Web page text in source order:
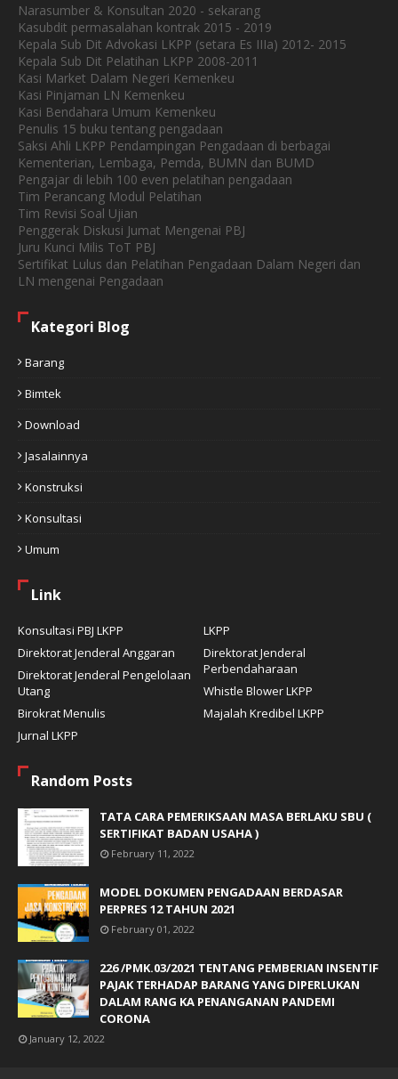
Narasumber & Konsultan 2020 - sekarang
Kasubdit permasalahan kontrak 2015 - 2019
Kepala Sub Dit Advokasi LKPP (setara Es IIIa) 2012- 2015
Kepala Sub Dit Pelatihan LKPP 2008-2011
Kasi Market Dalam Negeri Kemenkeu
Kasi Pinjaman LN Kemenkeu
Kasi Bendahara Umum Kemenkeu
Penulis 15 buku tentang pengadaan
Saksi Ahli LKPP Pendampingan Pengadaan di berbagai
Kementerian, Lembaga, Pemda, BUMN dan BUMD
Pengajar di lebih 100 even pelatihan pengadaan
Tim Perancang Modul Pelatihan
Tim Revisi Soal Ujian
Penggerak Diskusi Jumat Mengenai PBJ
Juru Kunci Milis ToT PBJ
Sertifikat Lulus dan Pelatihan Pengadaan Dalam Negeri dan
LN mengenai Pengadaan
Kategori Blog
Barang
Bimtek
Download
Jasalainnya
Konstruksi
Konsultasi
Umum
Link
Konsultasi PBJ LKPP
LKPP
Direktorat Jenderal Anggaran
Direktorat Jenderal
Perbendaharaan
Direktorat Jenderal Pengelolaan
Utang
Whistle Blower LKPP
Birokrat Menulis
Majalah Kredibel LKPP
Jurnal LKPP
Random Posts
TATA CARA PEMERIKSAAN MASA BERLAKU SBU (
SERTIFIKAT BADAN USAHA )
February 11, 2022
MODEL DOKUMEN PENGADAAN BERDASAR
PERPRES 12 TAHUN 2021
February 01, 2022
226 /PMK.03/2021 TENTANG PEMBERIAN INSENTIF
PAJAK TERHADAP BARANG YANG DIPERLUKAN
DALAM RANG KA PENANGANAN PANDEMI
CORONA
January 12, 2022